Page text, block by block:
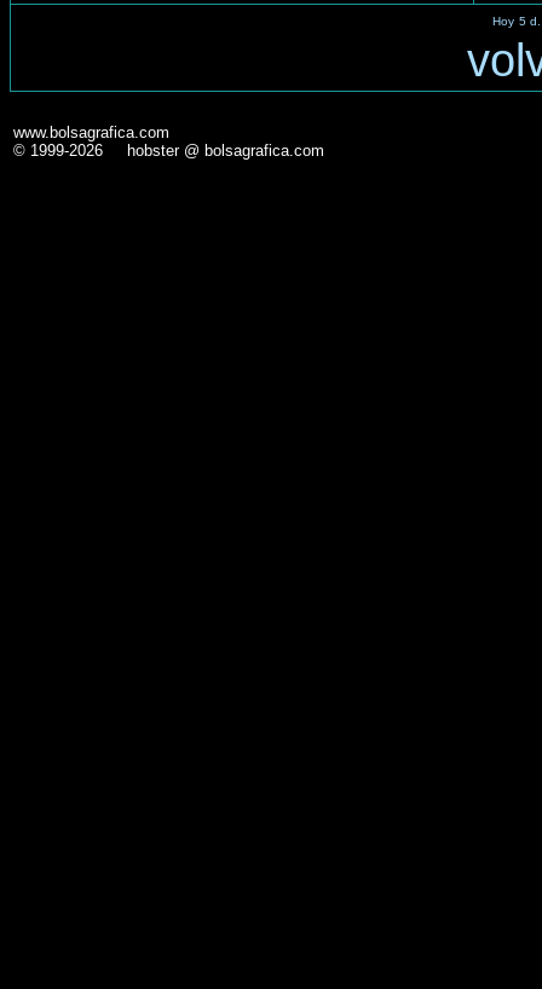
Hoy 5 d.
www.bolsagrafica.com
© 1999-2026 hobster @ bolsagrafica.com